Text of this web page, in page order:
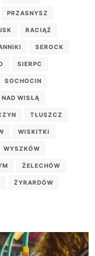
PRZASNYSZ
RACIĄŻ
SEROCK
SIERPC
SOCHOCIN
NAD WISŁĄ
TŁUSZCZ
WISKITKI
WYSZKÓW
ŻELECHÓW
ŻYRARDÓW